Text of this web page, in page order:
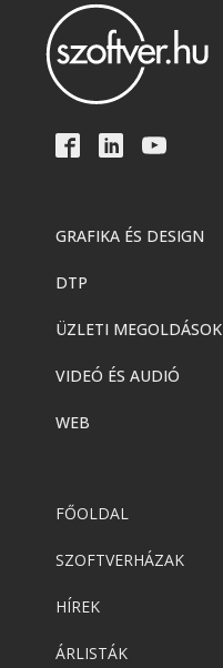
GRAFIKA ÉS DESIGN
DTP
ÜZLETI MEGOLDÁSOK
VIDEÓ ÉS AUDIÓ
WEB
FŐOLDAL
SZOFTVERHÁZAK
HÍREK
ÁRLISTÁK